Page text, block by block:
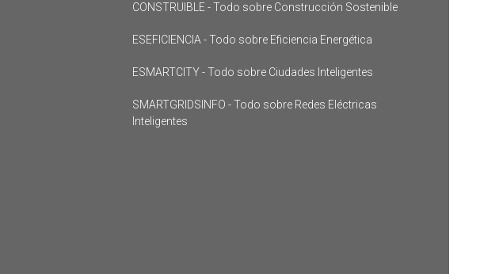
CONSTRUIBLE - Todo sobre Construcción Sostenible
ESEFICIENCIA - Todo sobre Eficiencia Energética
ESMARTCITY - Todo sobre Ciudades Inteligentes
SMARTGRIDSINFO - Todo sobre Redes Eléctricas
Inteligentes